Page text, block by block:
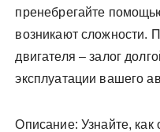
пренебрегайте
возникают сложности.
двигателя – залог
эксплуатации вашего
Описание: Узнайте, как